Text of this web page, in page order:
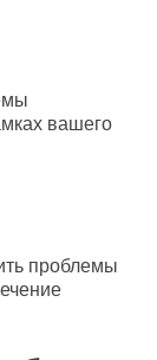
вашего
проблемы